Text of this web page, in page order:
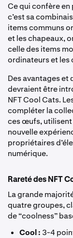
Ce qui confère en
c’est sa
items communs
et les chapeaux,
celle des items
ordinateurs et les
Des avantages
devraient être
NFT Cool Cats.
compléter la
ces œufs,
nouvelle
propriétaires
numérique.
Rareté des NFT
La grande
quatre groupes,
de “coolness”
Cool : 3-4